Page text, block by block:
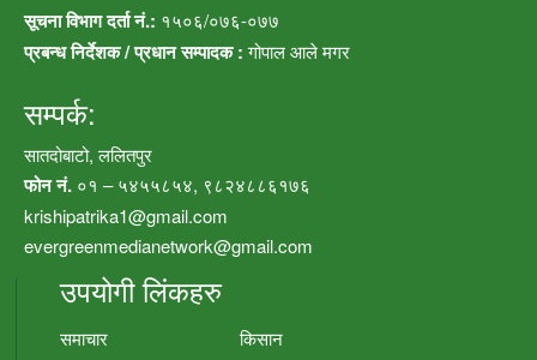
सूचना विभाग दर्ता नं.: १५०६/०७६-०७७
प्रबन्ध निर्देशक / प्रधान सम्पादक :गोपाल आले मगर
सम्पर्क:
सातदोबाटो, ललितपुर
फोन नं. ०१ – ५४५५८५४, ९८२४८८६१७६
krishipatrika1@gmail.com
evergreenmedianetwork@gmail.com
उपयोगी लिंकहरु
समाचार किसान